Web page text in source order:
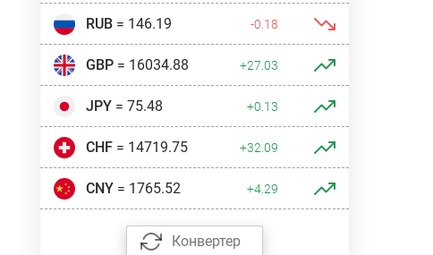
RUB= 146.19 -0.18
GBP= 16034.88 +27.03
JPY= 75.48 +0.13
CHF= 14719.75 +32.09
CNY= 1765.52 +4.29
Конвертер